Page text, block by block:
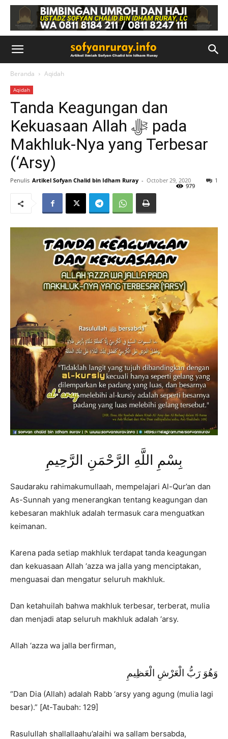
Beranda Aqidah
Aqidah
Tanda Keagungan dan
Kekuasaan Allah ﷻ pada
Makhluk-Nya yang Terbesar
(‘Arsy)
Penulis Artikel Sofyan Chalid bin Idham Ruray - October 29, 2020 1
979
بِسْمِ اللَّهِ الرَّحْمَنِ الرَّحِيمِ
Saudaraku rahimakumullaah, mempelajari Al-Qur’an dan
As-Sunnah yang menerangkan tentang keagungan dan
kebesaran makhluk adalah termasuk cara menguatkan
keimanan.
Karena pada setiap makhluk terdapat tanda keagungan
dan kekuasaan Allah ‘azza wa jalla yang menciptakan,
menguasai dan mengatur seluruh makhluk.
Dan ketahuilah bahwa makhluk terbesar, terberat, mulia
dan menjadi atap seluruh makhluk adalah ‘arsy.
Allah ‘azza wa jalla berfirman,
وَهُوَ رَبُّ الْعَرْشِ الْعَظِيمِ
“Dan Dia (Allah) adalah Rabb ‘arsy yang agung (mulia lagi
besar).” [At-Taubah: 129]
Rasulullah shallallaahu’alaihi wa sallam bersabda,